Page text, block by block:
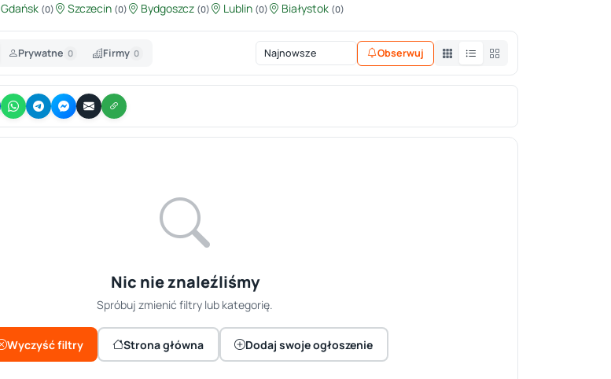
Gdańsk (0) Szczecin (0) Bydgoszcz (0) Lublin (0) Białystok (0)
Prywatne 0 Firmy 0 Obserwuj
Nic nie znaleźliśmy
Spróbuj zmienić filtry lub kategorię.
Wyczyść filtry Strona główna Dodaj swoje ogłoszenie